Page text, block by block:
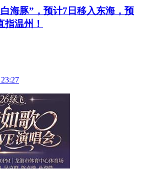
海豚”，预计7日移入东海，预
指温州！